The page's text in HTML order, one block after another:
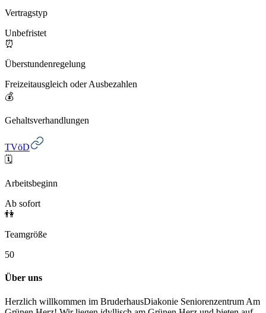
Vertragstyp
Unbefristet
⏰
Überstundenregelung
Freizeitausgleich oder Ausbezahlen
💰
Gehaltsverhandlungen
TVöD
🗓️
Arbeitsbeginn
Ab sofort
👫
Teamgröße
50
Über uns
Herzlich willkommen im BruderhausDiakonie Seniorenzentrum Am